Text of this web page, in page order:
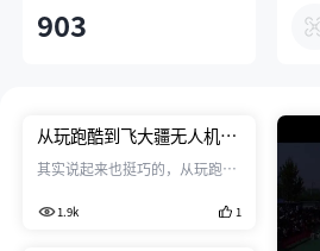
903
从玩跑酷到飞大疆无人机再
到大疆售后的历程 哈哈
其实说起来也挺巧的，从玩跑酷
都是用地面设备拍摄，摄影的人
1.9k 1